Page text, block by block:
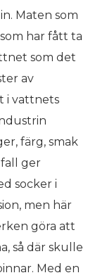
Maten som
har fått ta
som det
av
i vattnets
färg, smak
ger
socker i
men här
göra att
så där skulle
Med en